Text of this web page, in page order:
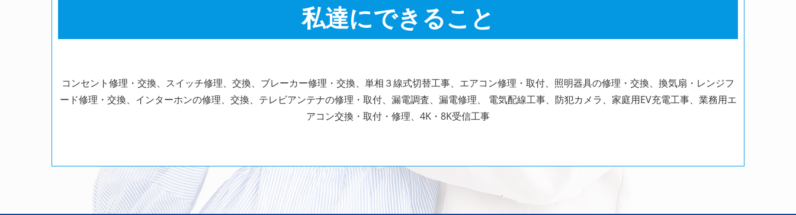
私達にできること
コンセント修理・交換、スイッチ修理、交換、ブレーカー修理・交換、単相３線式切替工事、エアコン修理・取付、照明器具の修理・交換、換気扇・レンジフ
ード修理・交換、インターホンの修理、交換、テレビアンテナの修理・取付、漏電調査、漏電修理、 電気配線工事、防犯カメラ、家庭用EV充電工事、業務用エ
アコン交換・取付・修理、4K・8K受信工事